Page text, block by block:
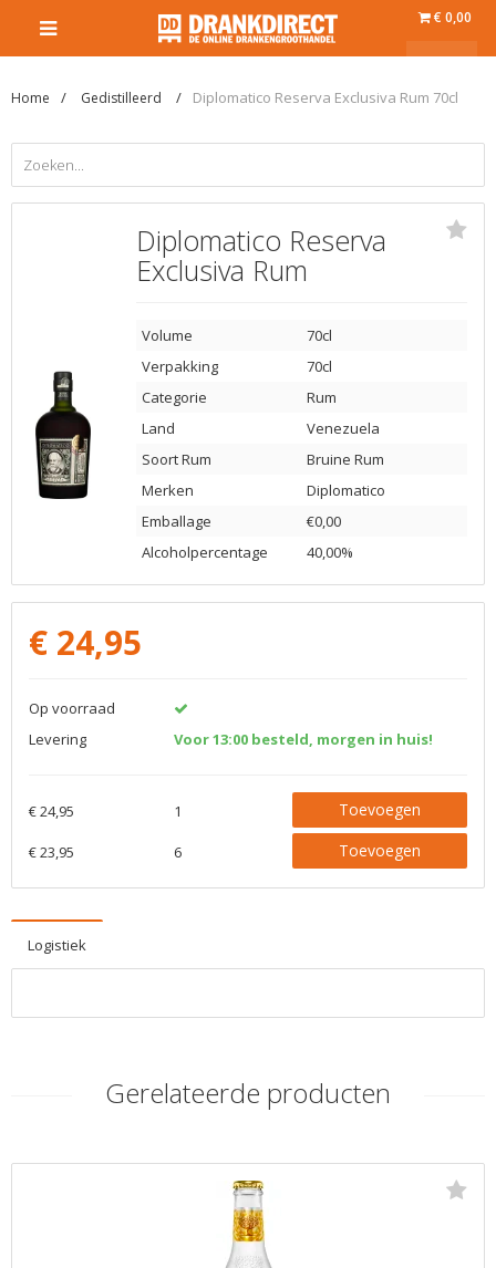
€ 0,00
Home Gedistilleerd Diplomatico Reserva Exclusiva Rum 70cl
Diplomatico Reserva
Exclusiva Rum
Volume
70cl
Verpakking
70cl
Categorie
Rum
Land
Venezuela
Soort Rum
Bruine Rum
Merken
Diplomatico
Emballage
€0,00
Alcoholpercentage
40,00%
€ 24,95
Op voorraad
Levering
Voor 13:00 besteld, morgen in huis!
€ 24,95 1 Toevoegen
€ 23,95 6 Toevoegen
Logistiek
Gerelateerde producten